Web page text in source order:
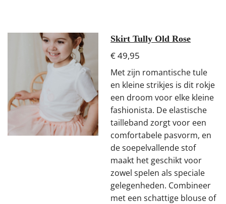
Skirt Tully Old Rose
€ 49,95
Met zijn romantische tule
en kleine strikjes is dit rokje
een droom voor elke kleine
fashionista. De elastische
tailleband zorgt voor een
comfortabele pasvorm, en
de soepelvallende stof
maakt het geschikt voor
zowel spelen als speciale
gelegenheden. Combineer
met een schattige blouse of